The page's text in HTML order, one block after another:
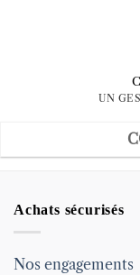
UN
Achats sécurisés
Nos engagements